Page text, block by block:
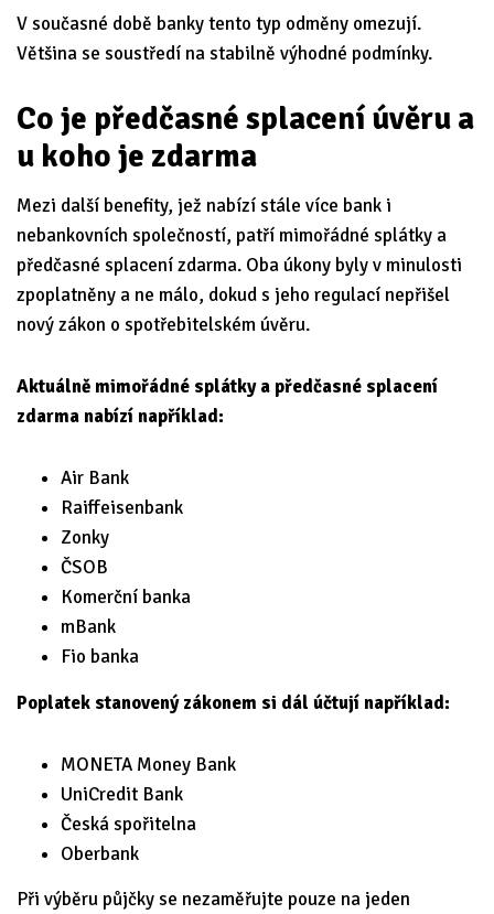
V současné době banky tento typ odměny omezují.
Většina se soustředí na stabilně výhodné podmínky.
Co je předčasné splacení úvěru a
u koho je zdarma
Mezi další benefity, jež nabízí stále více bank i
nebankovních společností, patří mimořádné splátky a
předčasné splacení zdarma. Oba úkony byly v minulosti
zpoplatněny a ne málo, dokud s jeho regulací nepřišel
nový zákon o spotřebitelském úvěru.
Aktuálně mimořádné splátky a předčasné splacení
zdarma nabízí například:
Air Bank
Raiffeisenbank
Zonky
ČSOB
Komerční banka
mBank
Fio banka
Poplatek stanovený zákonem si dál účtují například:
MONETA Money Bank
UniCredit Bank
Česká spořitelna
Oberbank
Při výběru půjčky se nezaměřujte pouze na jeden